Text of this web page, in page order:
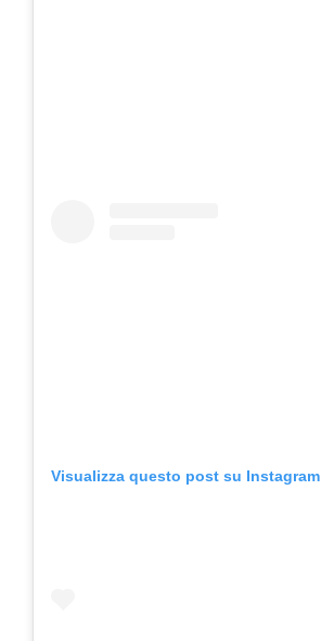
Visualizza questo post su Instagram